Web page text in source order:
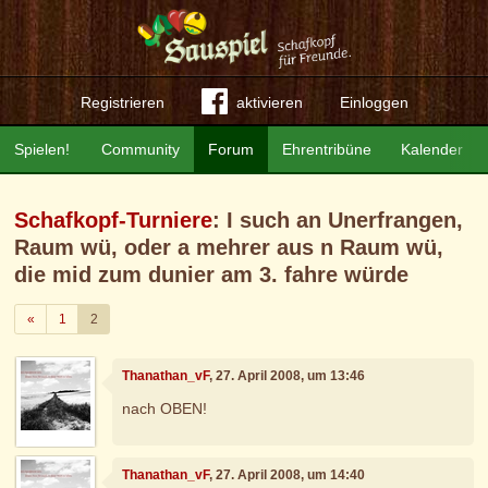
Registrieren aktivieren Einloggen
Community Forum Ehrentribüne Kalender
Spielen!
Schafkopf-Turniere: I such an Unerfrangen,
Raum wü, oder a mehrer aus n Raum wü,
die mid zum dunier am 3. fahre würde
«Zurück
1 2
Thanathan_vF, 27. April 2008, um 13:46
nach OBEN!
Thanathan_vF, 27. April 2008, um 14:40